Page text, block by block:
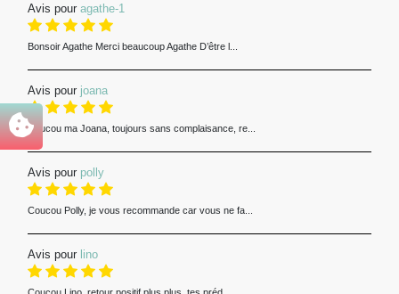
Avis pour agathe-1
Bonsoir Agathe Merci beaucoup Agathe D’être l...
Avis pour joana
Coucou ma Joana, toujours sans complaisance, re...
Avis pour polly
Coucou Polly, je vous recommande car vous ne fa...
Avis pour lino
Coucou Lino, retour positif plus plus, tes préd...